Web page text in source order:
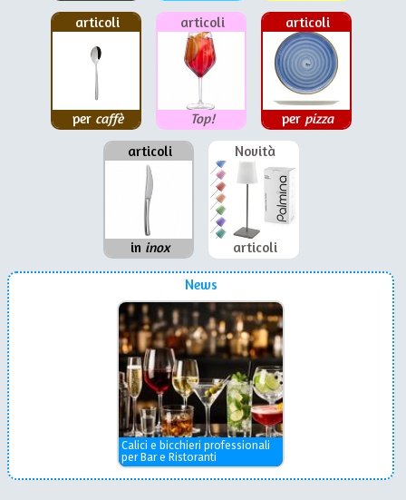
articoli
per caffè
articoli
Top!
articoli
per pizza
articoli
in inox
Novità
articoli
News
Calici e bicchieri professionali
per Bar e Ristoranti